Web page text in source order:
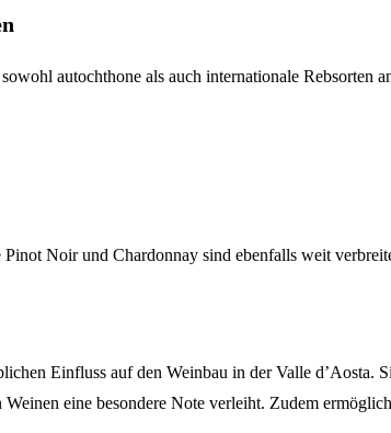
autochthone als auch internationale Rebsorten
Noir und Chardonnay sind ebenfalls weit
Einfluss auf den Weinbau in der Valle
eine besondere Note verleiht. Zudem